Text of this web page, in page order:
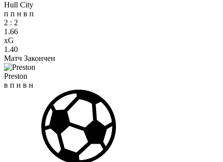
Hull City
п п н в п
2 : 2
1.66
xG
1.40
Матч Закончен
Preston
в п н в н